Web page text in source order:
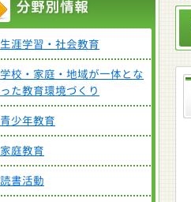
生涯学習・社会教育
学校・家庭・地域が一体とな
った教育環境づくり
青少年教育
家庭教育
読書活動